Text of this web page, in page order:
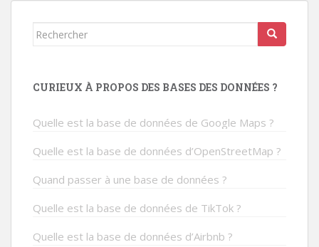
l’article
Rechercher...
CURIEUX À PROPOS DES BASES DES DONNÉES ?
Quelle est la base de données de Google Maps ?
Quelle est la base de données d’OpenStreetMap ?
Quand passer à une base de données ?
Quelle est la base de données de TikTok ?
Quelle est la base de données d’Airbnb ?